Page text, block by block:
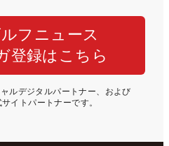
フニュース
登録はこちら
ルデジタルパートナー、および
イトパートナーです。